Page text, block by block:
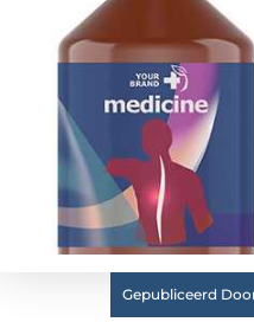
Gepubliceerd